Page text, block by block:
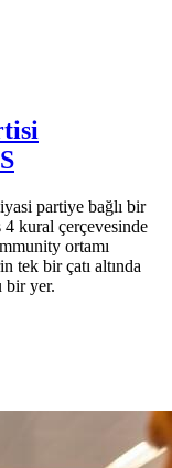
partiye bağlı bir
kural çerçevesinde
ortamı
tek bir çatı altında
bir yer.